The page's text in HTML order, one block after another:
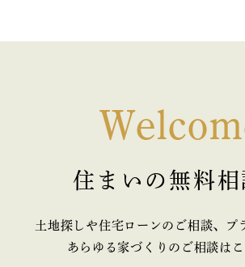
住まいの無料相
土地探しや住宅ローンのご相談、プ
あらゆる家づくりのご相談は